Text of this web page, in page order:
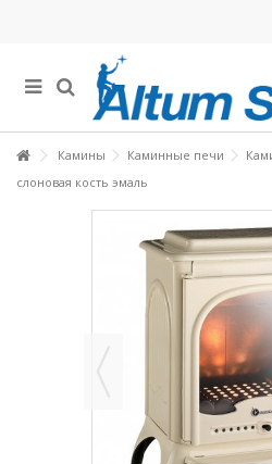
Камины Каминные печи
слоновая кость эмаль